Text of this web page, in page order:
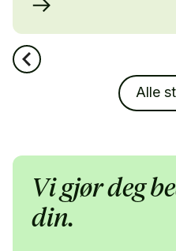
Alle
Vi gjør deg
din.